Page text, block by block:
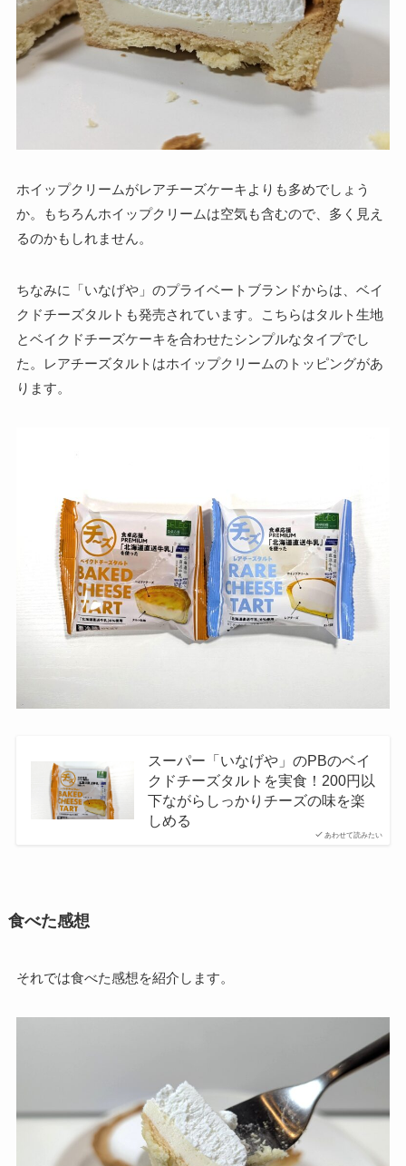
ホイップクリームがレアチーズケーキよりも多めでしょう
か。もちろんホイップクリームは空気も含むので、多く見え
るのかもしれません。
ちなみに「いなげや」のプライベートブランドからは、ベイ
クドチーズタルトも発売されています。こちらはタルト生地
とベイクドチーズケーキを合わせたシンプルなタイプでし
た。レアチーズタルトはホイップクリームのトッピングがあ
ります。
あわせて読みたい
スーパー「いなげや」のPBのベイ
クドチーズタルトを実食！200円以
下ながらしっかりチーズの味を楽
しめる
食べた感想
それでは食べた感想を紹介します。